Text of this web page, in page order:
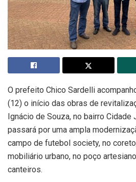
O prefeito Chico Sardelli
(12) o início das obras de
Ignácio de Souza, no bairro Cidade
passará por uma ampla
campo de futebol society, no
mobiliário urbano, no poço
canteiros.